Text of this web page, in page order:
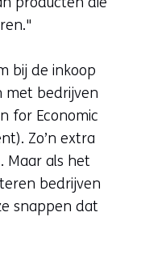
bij de inkoop
met bedrijven
for Economic
Zo’n extra
Maar als het
bedrijven
snappen dat